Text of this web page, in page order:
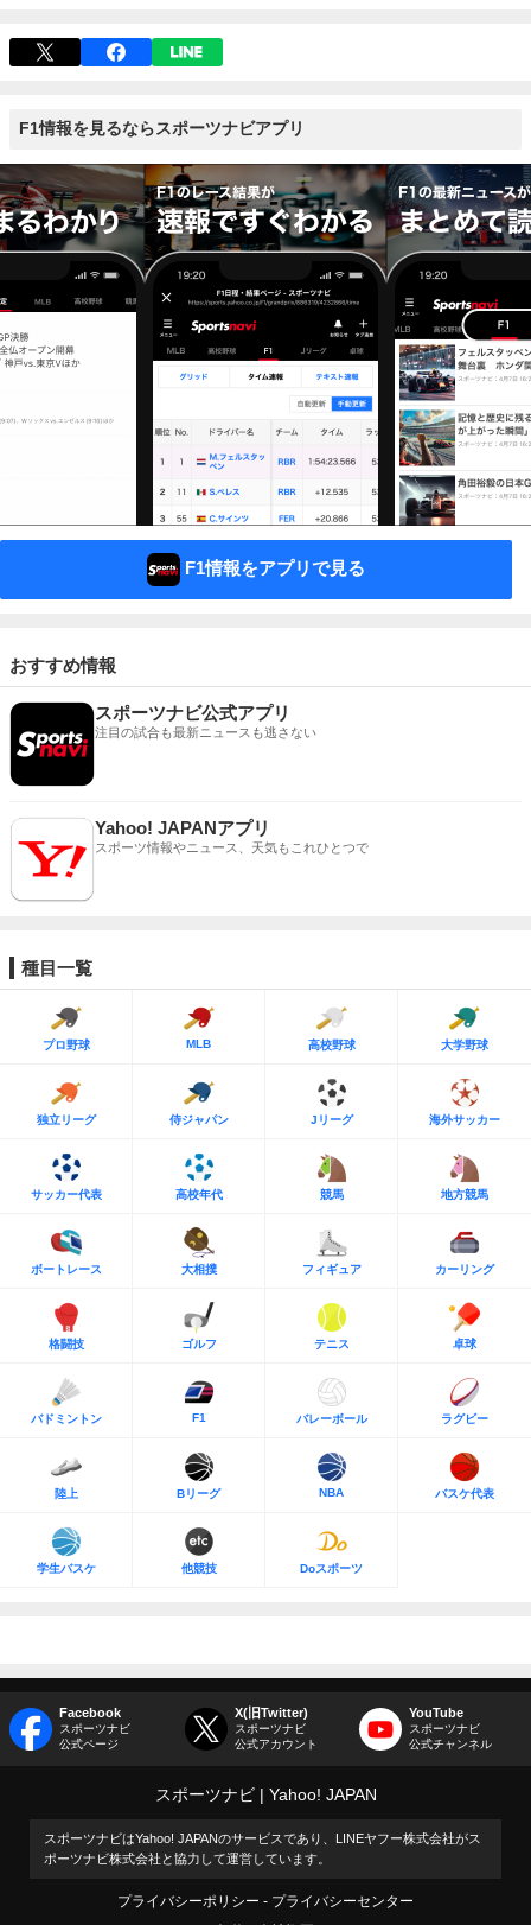
F1情報を見るならスポーツナビアプリ
F1情報をアプリで見る
おすすめ情報
スポーツナビ公式アプリ
注目の試合も最新ニュースも逃さない
Yahoo! JAPANアプリ
スポーツ情報やニュース、天気もこれひとつで
種目一覧
プロ野球 MLB 高校野球 大学野球
独立リーグ 侍ジャパン Jリーグ 海外サッカー
サッカー代表 高校年代 競馬 地方競馬
ボートレース 大相撲 フィギュア カーリング
格闘技 ゴルフ テニス 卓球
バドミントン F1 バレーボール ラグビー
陸上 Bリーグ NBA バスケ代表
学生バスケ 他競技 Doスポーツ
Facebook
スポーツナビ
公式ページ
X(旧Twitter)
スポーツナビ
公式アカウント
YouTube
スポーツナビ
公式チャンネル
スポーツナビ Yahoo! JAPAN
スポーツナビはYahoo! JAPANのサービスであり、LINEヤフー株式会社がス
ポーツナビ株式会社と協力して運営しています。
プライバシーポリシー
プライバシーセンター